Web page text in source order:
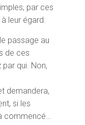
par ces
leur égard.
passage au
de ces
qui. Non,
demandera,
si les
commencé…